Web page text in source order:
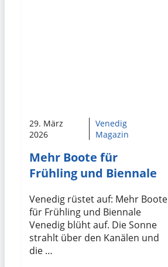
29. März
2026
Venedig
Magazin
Mehr Boote für
Frühling und Biennale
Venedig rüstet auf: Mehr Boote
für Frühling und Biennale
Venedig blüht auf. Die Sonne
strahlt über den Kanälen und
die …